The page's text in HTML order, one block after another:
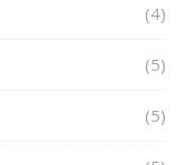
(4)
(5)
(5)